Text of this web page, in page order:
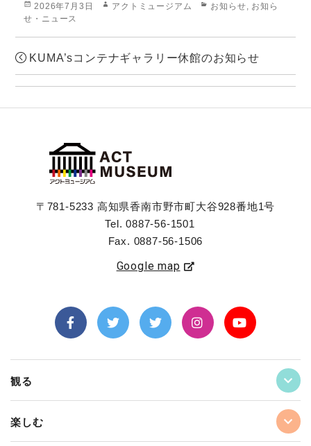
Posted
on
2026年7月3日 Author
アクトミュージアム Categories
お知らせ, お知ら
せ・ニュース
KUMA’sコンテナギャラリー休館のお知らせ
〒781-5233 高知県香南市野市町大谷928番地1号
Tel. 0887-56-1501
Fax. 0887-56-1506
Google map
観る
楽しむ